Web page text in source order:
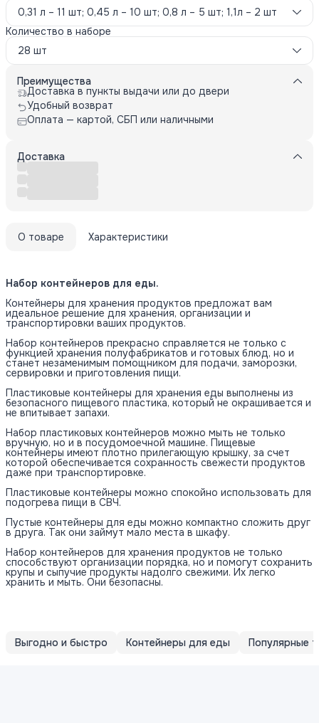
0,31 л – 11 шт; 0,45 л – 10 шт; 0,8 л – 5 шт; 1,1л – 2 шт
Количество в наборе
28 шт
Преимущества
Доставка в пункты выдачи или до двери
Удобный возврат
Оплата — картой, СБП или наличными
Доставка
О товаре Характеристики
Набор контейнеров для еды.
Контейнеры для хранения продуктов предложат вам
идеальное решение для хранения, организации и
транспортировки ваших продуктов.
Набор контейнеров прекрасно справляется не только с
функцией хранения полуфабрикатов и готовых блюд, но и
станет незаменимым помощником для подачи, заморозки,
сервировки и приготовления пищи.
Пластиковые контейнеры для хранения еды выполнены из
безопасного пищевого пластика, который не окрашивается и
не впитывает запахи.
Набор пластиковых контейнеров можно мыть не только
вручную, но и в посудомоечной машине. Пищевые
контейнеры имеют плотно прилегающую крышку, за счет
которой обеспечивается сохранность свежести продуктов
даже при транспортировке.
Пластиковые контейнеры можно спокойно использовать для
подогрева пищи в СВЧ.
Пустые контейнеры для еды можно компактно сложить друг
в друга. Так они займут мало места в шкафу.
Набор контейнеров для хранения продуктов не только
способствуют организации порядка, но и помогут сохранить
крупы и сыпучие продукты надолго свежими. Их легко
хранить и мыть. Они безопасны.
Выгодно и быстро Контейнеры для еды Популярные